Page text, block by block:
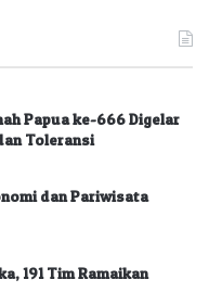
Papua ke-666 Digelar
Toleransi
dan Pariwisata
191 Tim Ramaikan